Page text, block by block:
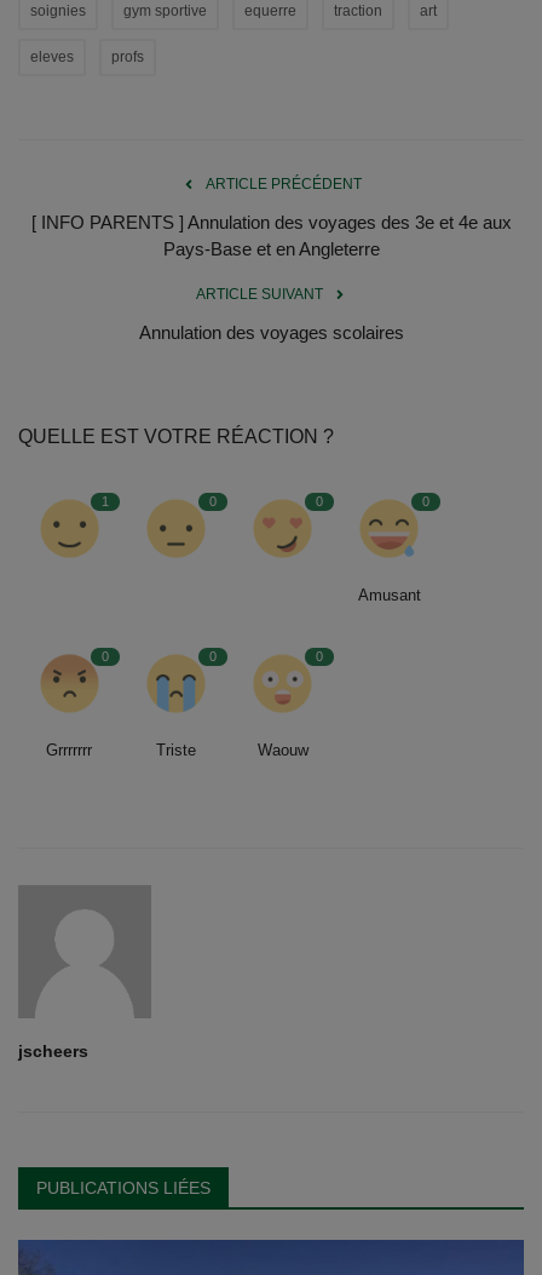
soignies gym sportive equerre traction art
eleves profs
ARTICLE PRÉCÉDENT
[ INFO PARENTS ] Annulation des voyages des 3e et 4e aux
Pays-Base et en Angleterre
ARTICLE SUIVANT
Annulation des voyages scolaires
QUELLE EST VOTRE RÉACTION ?
1 0 0 0
Amusant
0
Grrrrrrr
0
Triste
0
Waouw
jscheers
PUBLICATIONS LIÉES